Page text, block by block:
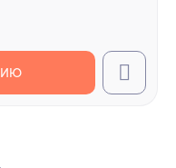
Call